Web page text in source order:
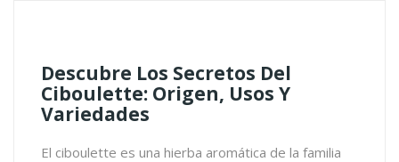
Descubre Los Secretos Del
Ciboulette: Origen, Usos Y
Variedades
El ciboulette es una hierba aromática de la familia